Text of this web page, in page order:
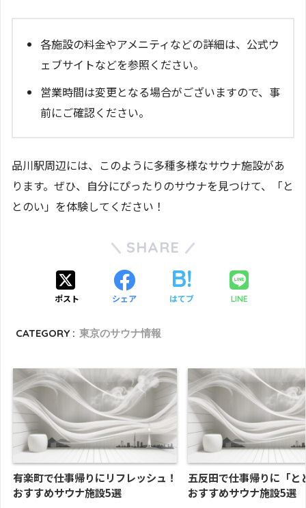
各施設の料金やアメニティなどの詳細は、公式ウ
ェブサイトなどを参照ください。
営業時間は変更となる場合がございますので、事
前にご確認ください。
品川駅周辺には、このように多種多様なサウナ施設があ
ります。ぜひ、自分にぴったりのサウナを見つけて、「と
とのい」を体験してください！
SHARE
ポスト シェア はてブ LINE
CATEGORY : 東京のサウナ情報
有楽町で仕事帰りにリフレッシュ！
おすすめサウナ施設5選
五反田で仕事帰りに「と
おすすめサウナ施設5選